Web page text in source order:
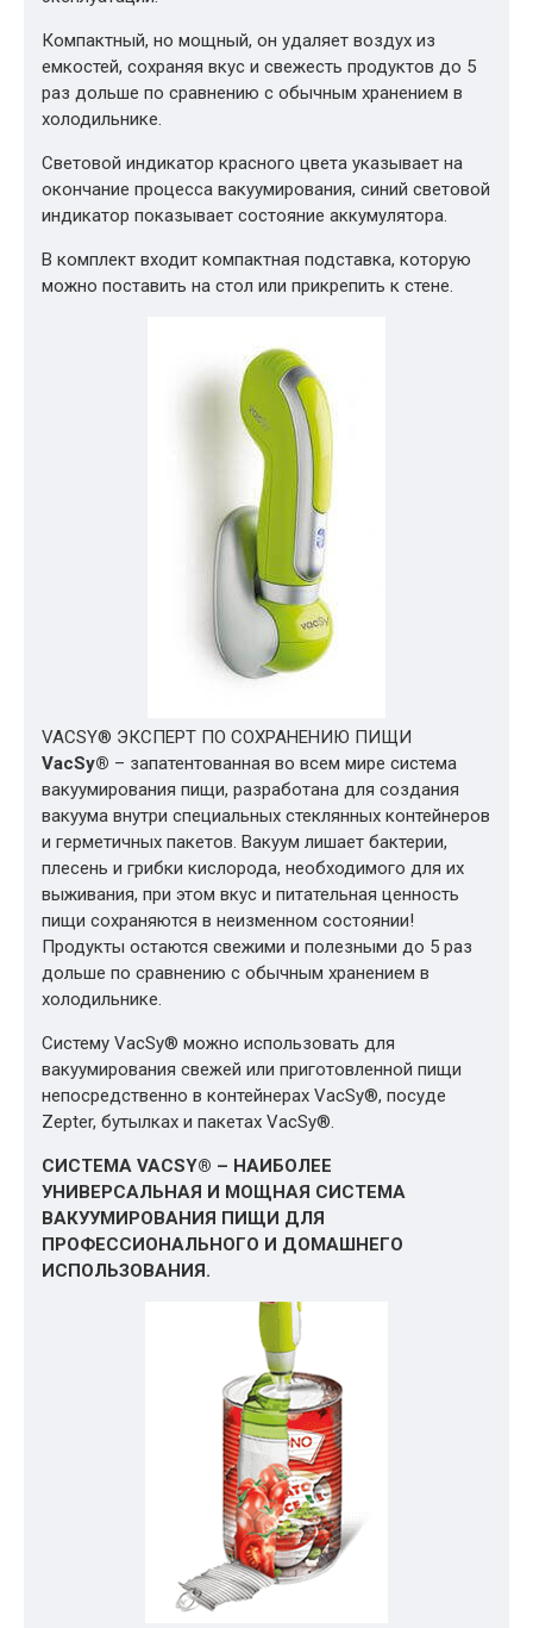
Компактный, но мощный, он удаляет воздух из
емкостей, сохраняя вкус и свежесть продуктов до 5
раз дольше по сравнению с обычным хранением в
холодильнике.
Световой индикатор красного цвета указывает на
окончание процесса вакуумирования, синий световой
индикатор показывает состояние аккумулятора.
В комплект входит компактная подставка, которую
можно поставить на стол или прикрепить к стене.
VACSY® ЭКСПЕРТ ПО СОХРАНЕНИЮ ПИЩИ
VacSy® – запатентованная во всем мире система
вакуумирования пищи, разработана для создания
вакуума внутри специальных стеклянных контейнеров
и герметичных пакетов. Вакуум лишает бактерии,
плесень и грибки кислорода, необходимого для их
выживания, при этом вкус и питательная ценность
пищи сохраняются в неизменном состоянии!
Продукты остаются свежими и полезными до 5 раз
дольше по сравнению с обычным хранением в
холодильнике.
Систему VacSy® можно использовать для
вакуумирования свежей или приготовленной пищи
непосредственно в контейнерах VacSy®, посуде
Zepter, бутылках и пакетах VacSy®.
СИСТЕМА VACSY® – НАИБОЛЕЕ
УНИВЕРСАЛЬНАЯ И МОЩНАЯ СИСТЕМА
ВАКУУМИРОВАНИЯ ПИЩИ ДЛЯ
ПРОФЕССИОНАЛЬНОГО И ДОМАШНЕГО
ИСПОЛЬЗОВАНИЯ.